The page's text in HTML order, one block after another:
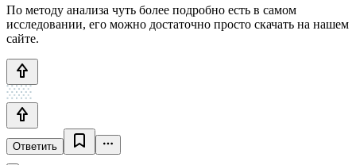
По методу анализа чуть более подробно есть в самом
исследовании, его можно достаточно просто скачать на нашем
сайте.
Ответить